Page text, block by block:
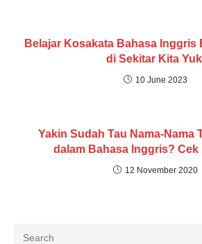
Belajar Kosakata Bahasa Inggris
di Sekitar Kita
10 June 2023
Yakin Sudah Tau Nama-Nama
dalam Bahasa Inggris? Cek
12 November 2020